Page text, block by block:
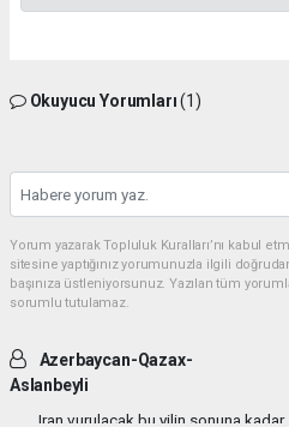
Okuyucu Yorumları(1)
Yorum yazarak Topluluk Kuralları’nı kabul
sitesine yaptığınız yorumunuzla ilgili
başınıza üstleniyorsunuz. Yazılan tüm
sorumlu tutulamaz.
Azerbaycan-Qazax-
Aslanbeyli
Iran vurulacak bu yilin sonuna kadar...